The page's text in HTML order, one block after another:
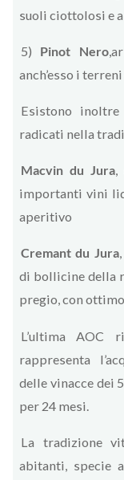
suoli ciottolosi e
5) Pinot Nero
anch’esso i
Esistono
radicati nella
Macvin du Jura,
importanti vini
aperitivo
Cremant du Jura
di bollicine della
pregio, con
L’ultima AOC
rappresenta
delle vinacce dei
per 24 mesi.
La tradizione
abitanti, specie